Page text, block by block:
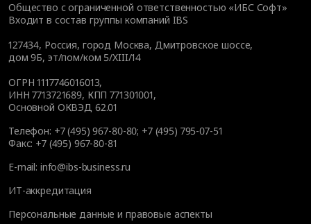
Общество с ограниченной ответственностью «ИБС Софт»
Входит в состав группы компаний IBS
127434, Россия, город Москва, Дмитровское шоссе,
дом 9Б, эт/пом/ком 5/XIII/14
ОГРН 1117746016013,
ИНН 7713721689, КПП 771301001,
Основной ОКВЭД 62.01
Телефон: +7 (495) 967-80-80; +7 (495) 795-07-51
Факс: +7 (495) 967-80-81
E-mail: info@ibs-business.ru
ИТ-аккредитация
Персональные данные и правовые аспекты